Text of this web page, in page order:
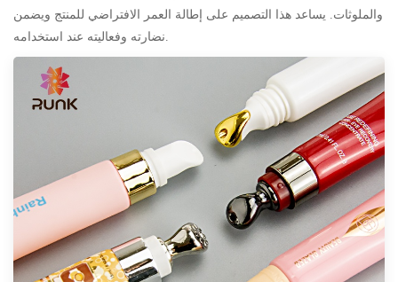
والملوثات. يساعد هذا التصميم على إطالة العمر الافتراضي للمنتج ويضمن